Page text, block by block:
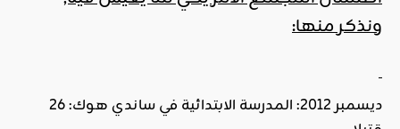
ونذكر منها:
ديسمبر 2012: المدرسة الابتدائية في ساندي هوك: 26